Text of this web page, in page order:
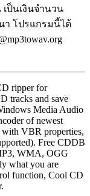
ป็นเงินจำนวน
า โปรแกรมนี้ได้
ripper for
tracks and save
Media Audio
of newest
VBR properties,
Free CDDB
WMA, OGG
what you are
function, Cool CD